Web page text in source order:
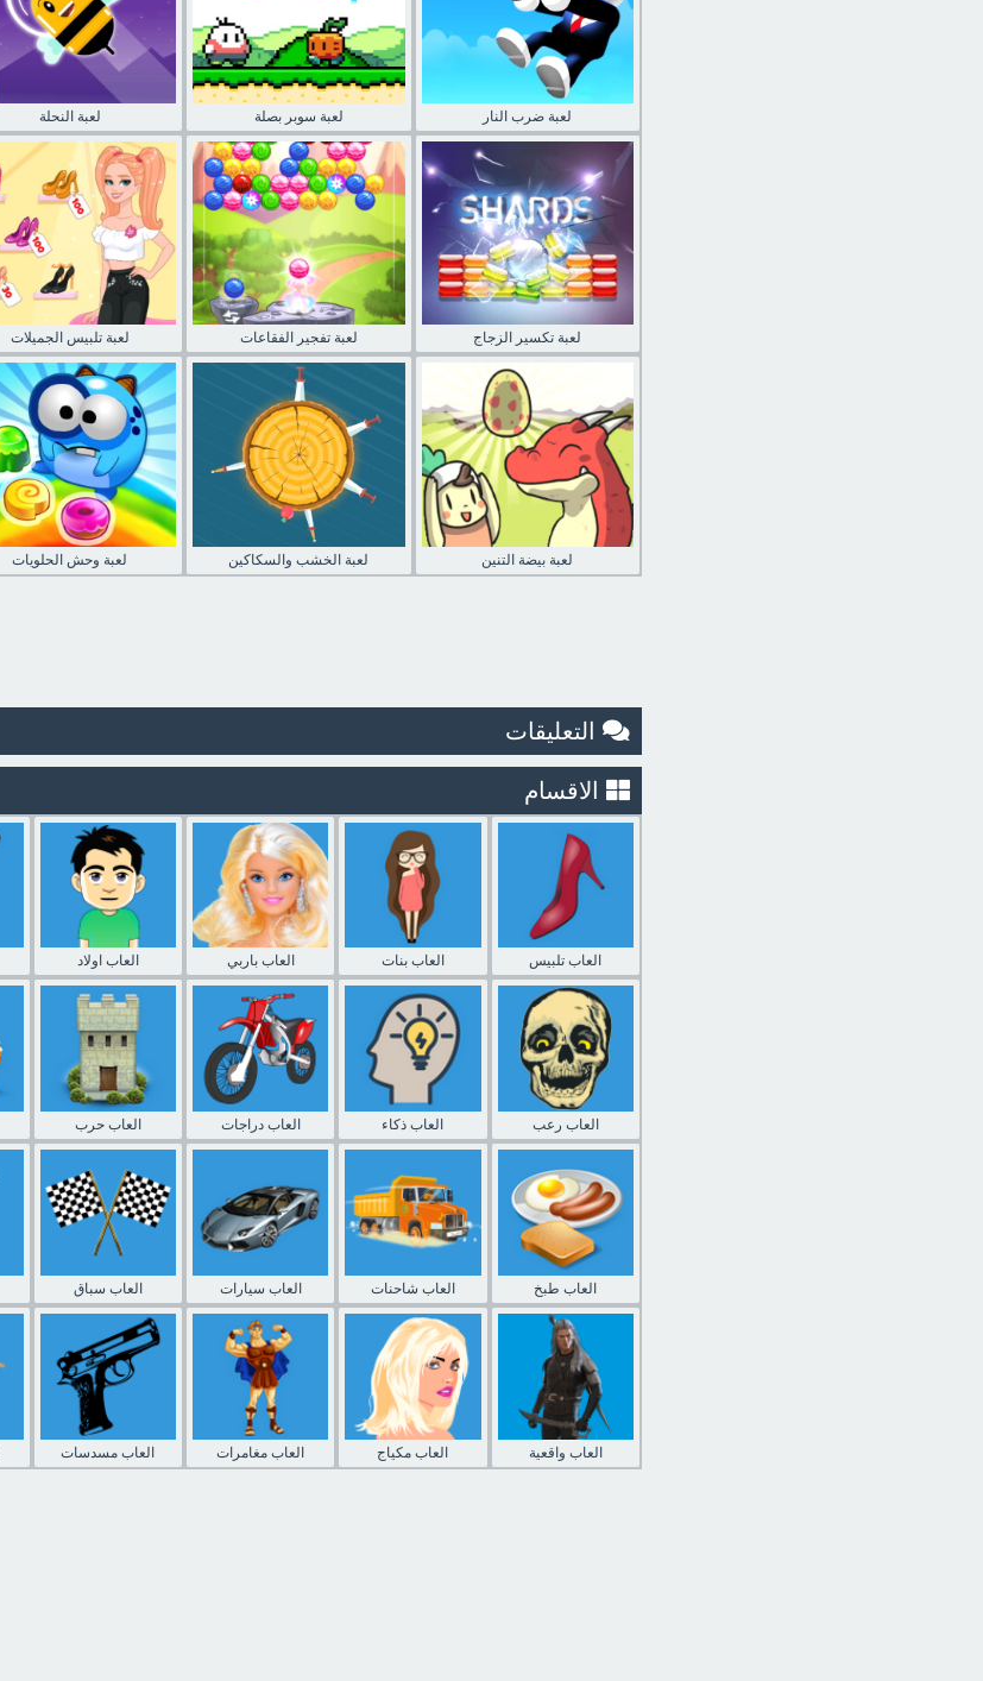
لعبة النحلة لعبة سوبر بصلة لعبة ضرب النار
لعبة تلبيس الجميلات لعبة تفجير الفقاعات لعبة تكسير الزجاج
لعبة وحش الحلويات لعبة الخشب والسكاكين لعبة بيضة التنين
التعليقات
الاقسام
العاب اولاد العاب باربي العاب بنات العاب تلبيس
العاب حرب العاب دراجات العاب ذكاء العاب رعب
العاب سباق العاب سيارات العاب شاحنات العاب طبخ
العاب مسدسات العاب مغامرات العاب مكياج العاب واقعية